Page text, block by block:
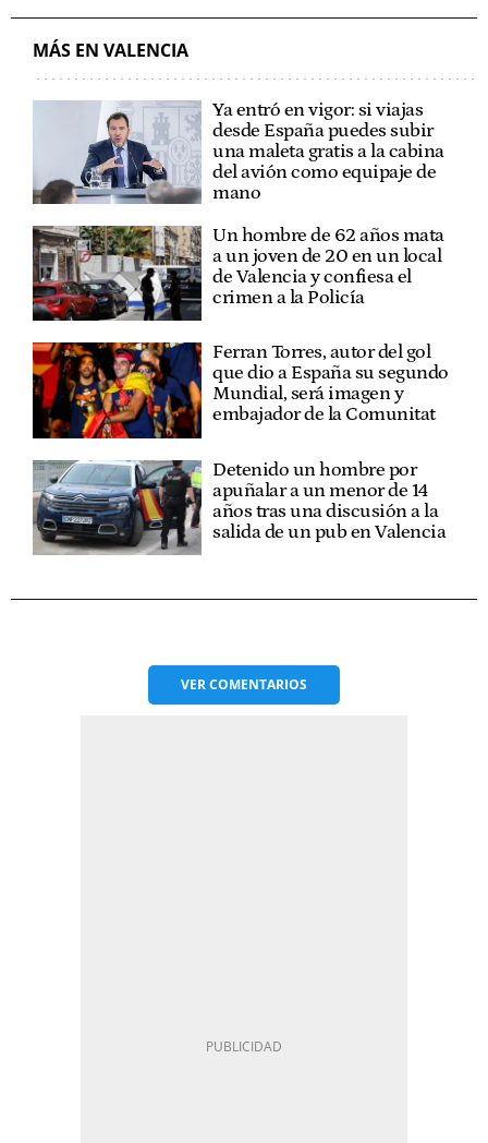
MÁS EN VALENCIA
Ya entró en vigor: si viajas
desde España puedes subir
una maleta gratis a la cabina
del avión como equipaje de
mano
Un hombre de 62 años mata
a un joven de 20 en un local
de Valencia y confiesa el
crimen a la Policía
Ferran Torres, autor del gol
que dio a España su segundo
Mundial, será imagen y
embajador de la Comunitat
Detenido un hombre por
apuñalar a un menor de 14
años tras una discusión a la
salida de un pub en Valencia
VERCOMENTARIOS